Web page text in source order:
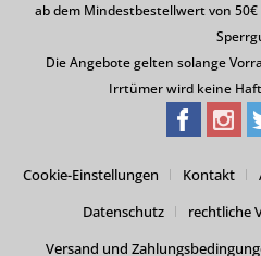
ab dem Mindestbestellwert von
Die Angebote gelten solange
Irrtümer wird keine
Cookie-Einstellungen Kontakt
Datenschutz
rechtliche
Versand und